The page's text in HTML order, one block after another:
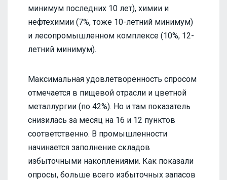
минимум последних 10 лет), химии и
нефтехимии (7%, тоже 10-летний минимум)
и лесопромышленном комплексе (10%, 12-
летний минимум).
Максимальная удовлетворенность спросом
отмечается в пищевой отрасли и цветной
металлургии (по 42%). Но и там показатель
снизилась за месяц на 16 и 12 пунктов
соответственно. В промышленности
начинается заполнение складов
избыточными накоплениями. Как показали
опросы, больше всего избыточных запасов